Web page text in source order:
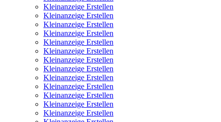
Kleinanzeige Erstellen
Kleinanzeige Erstellen
Kleinanzeige Erstellen
Kleinanzeige Erstellen
Kleinanzeige Erstellen
Kleinanzeige Erstellen
Kleinanzeige Erstellen
Kleinanzeige Erstellen
Kleinanzeige Erstellen
Kleinanzeige Erstellen
Kleinanzeige Erstellen
Kleinanzeige Erstellen
Kleinanzeige Erstellen